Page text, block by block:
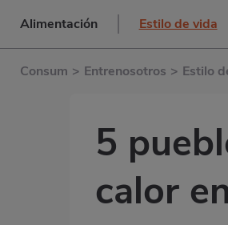
Alimentación Estilo de vida
Consum > Entrenosotros > Estilo
5
calor